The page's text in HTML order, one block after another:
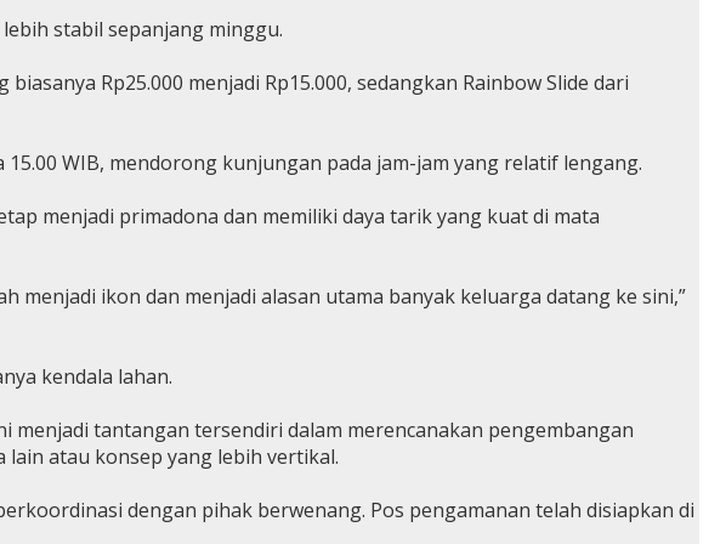
stabil sepanjang minggu.
Rp25.000 menjadi Rp15.000, sedangkan Rainbow Slide dari
WIB, mendorong kunjungan pada jam-jam yang relatif lengang.
menjadi primadona dan memiliki daya tarik yang kuat di mata
menjadi ikon dan menjadi alasan utama banyak keluarga datang ke sini,”
kendala lahan.
menjadi tantangan tersendiri dalam merencanakan pengembangan
atau konsep yang lebih vertikal.
dengan pihak berwenang. Pos pengamanan telah disiapkan di